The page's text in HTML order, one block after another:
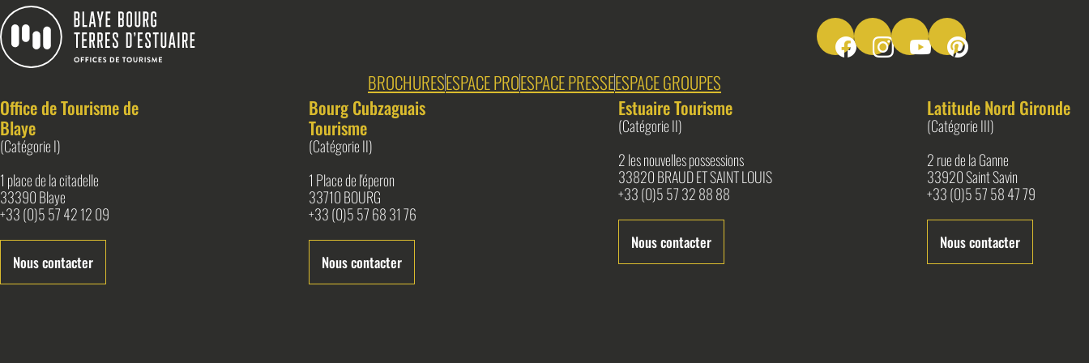
Suivez-nous sur Facebook
Suivez-nous sur Instagram
Suivez-nous sur Youtube
Suivez-nous sur
BROCHURESESPACE PROESPACE PRESSEESPACE GROUPES
Office de Tourisme de
Blaye
(Catégorie I)
1 place de la citadelle
33390 Blaye
+33 (0)5 57 42 12 09
Nous contacter
Bourg Cubzaguais
Tourisme
(Catégorie II)
1 Place de l'éperon
33710 BOURG
+33 (0)5 57 68 31 76
Nous contacter
Estuaire Tourisme
(Catégorie II)
2 les nouvelles possessions
33820 BRAUD ET SAINT LOUIS
+33 (0)5 57 32 88 88
Nous contacter
Latitude Nord Gironde
(Catégorie III)
2 rue de la Ganne
33920 Saint Savin
+33 (0)5 57 58 47 79
Nous contacter